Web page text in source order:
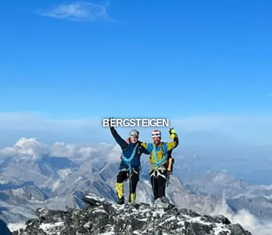
BERGSTEIGEN